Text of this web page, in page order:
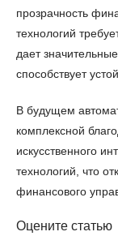
прозрачность
технологий
дает
способствует
В будущем
комплексной
искусственного
технологий, что
финансового
Оцените статью